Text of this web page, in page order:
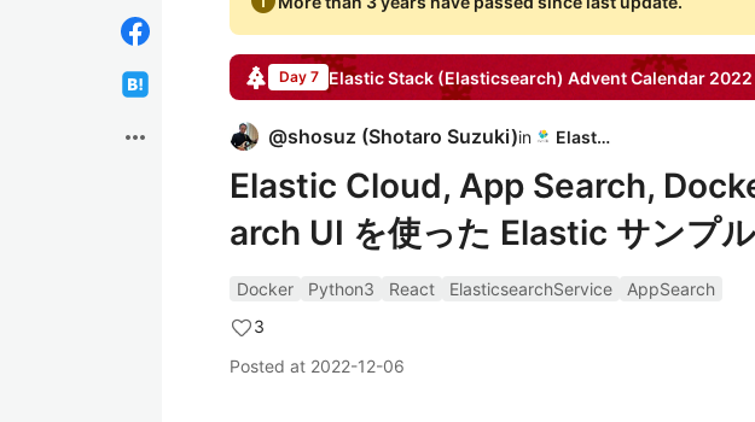
more_horiz
Day 7 Elastic Stack (Elasticsearch) Advent Calendar 2022
@shosuz (Shotaro Suzuki)in Elastic
Elastic Cloud, App Search,
arch UI を使った Elastic サンプ
Docker Python3 React ElasticsearchService
AppSearch
3
Posted at 2022-12-06